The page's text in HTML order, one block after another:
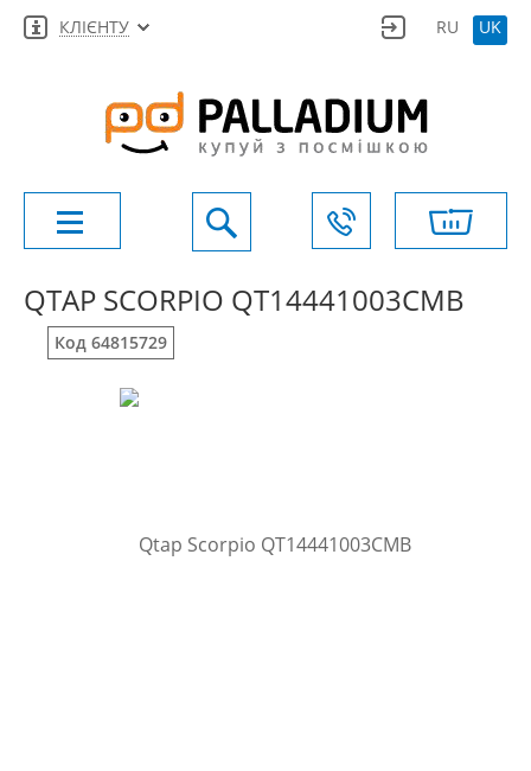
КЛІЄНТУ RU UK
QTAP SCORPIO QT14441003CMB
Код 64815729